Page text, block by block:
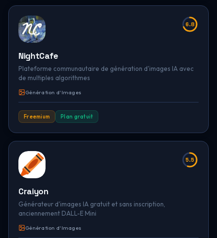
6.8
NightCafe
Plateforme communautaire de génération d'images IA avec
de multiples algorithmes
Génération d'Images
Freemium Plan gratuit
5.5
Craiyon
Générateur d'images IA gratuit et sans inscription,
anciennement DALL-E Mini
Génération d'Images